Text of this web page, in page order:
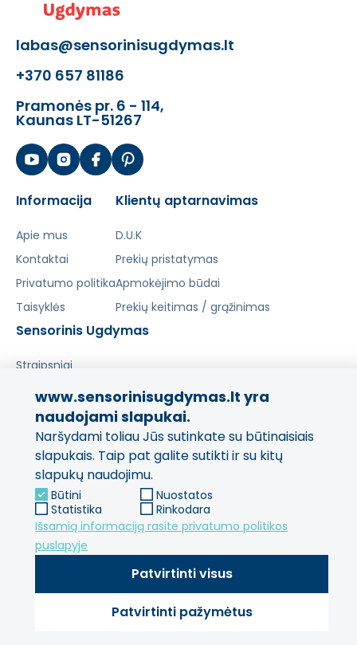
labas@sensorinisugdymas.lt
+370 657 81186
Pramonės pr. 6 - 114,
Kaunas LT-51267
Informacija
Apie mus
Kontaktai
Privatumo politika
Taisyklės
Klientų aptarnavimas
D.U.K
Prekių pristatymas
Apmokėjimo būdai
Prekių keitimas / grąžinimas
Sensorinis Ugdymas
Straipsniai
Pasidalinkite savo patirtimi!
Jūsų nuomonė svarbi mums
ir kitiems pirkėjams.
Palikti atsiliepimą
© 2013 - 2026 SensorinisUgdymas Visos teisės saugomos.
www.sensorinisugdymas.lt yra
naudojami slapukai.
Naršydami toliau Jūs sutinkate su būtinaisiais
slapukais. Taip pat galite sutikti ir su kitų
slapukų naudojimu.
Būtini
Nuostatos
Statistika
Rinkodara
Išsamią informaciją rasite privatumo politikos
puslapyje
Patvirtinti visus
Patvirtinti pažymėtus